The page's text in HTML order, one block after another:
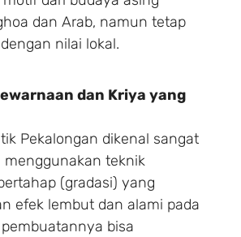
dan Arab, namun tetap
nilai lokal.
dan Kriya yang
Pekalongan dikenal sangat
menggunakan teknik
(gradasi) yang
efek lembut dan alami pada
bisa